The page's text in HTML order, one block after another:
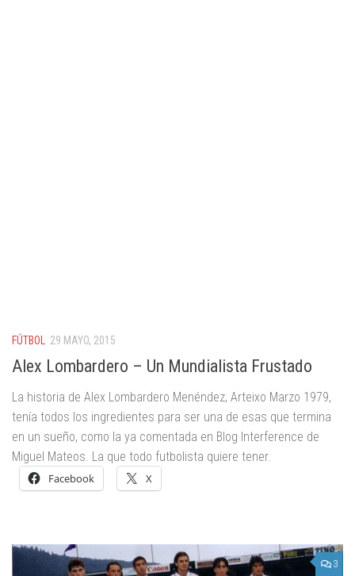
FÚTBOL 29 MAYO, 2015
Alex Lombardero – Un Mundialista Frustado
La historia de Alex Lombardero Menéndez, Arteixo Marzo 1979,
tenía todos los ingredientes para ser una de esas que termina
en un sueño, como la ya comentada en Blog Interference de
Miguel Mateos. La que todo futbolista quiere tener.
Facebook X
3